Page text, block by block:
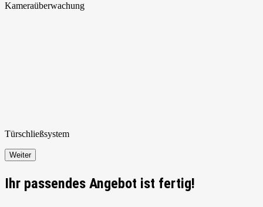
Kameraüberwachung
Türschließsystem
Weiter
Ihr passendes Angebot ist fertig!